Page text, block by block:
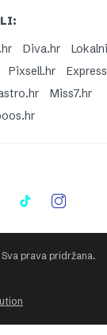
Diva.hr
Pixsell.hr
Miss7.hr
prava pridržana.